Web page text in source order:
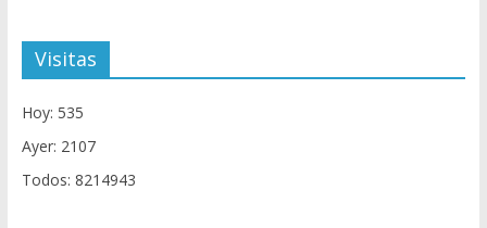
Visitas
Hoy: 535
Ayer: 2107
Todos: 8214943